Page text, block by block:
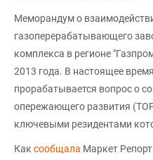
Меморандум о
газоперерабатывающего
комплекса в регионе
2013 года. В настоящее
прорабатывается вопрос о
опережающего развития
ключевыми резидентами
Как сообщала Маркет